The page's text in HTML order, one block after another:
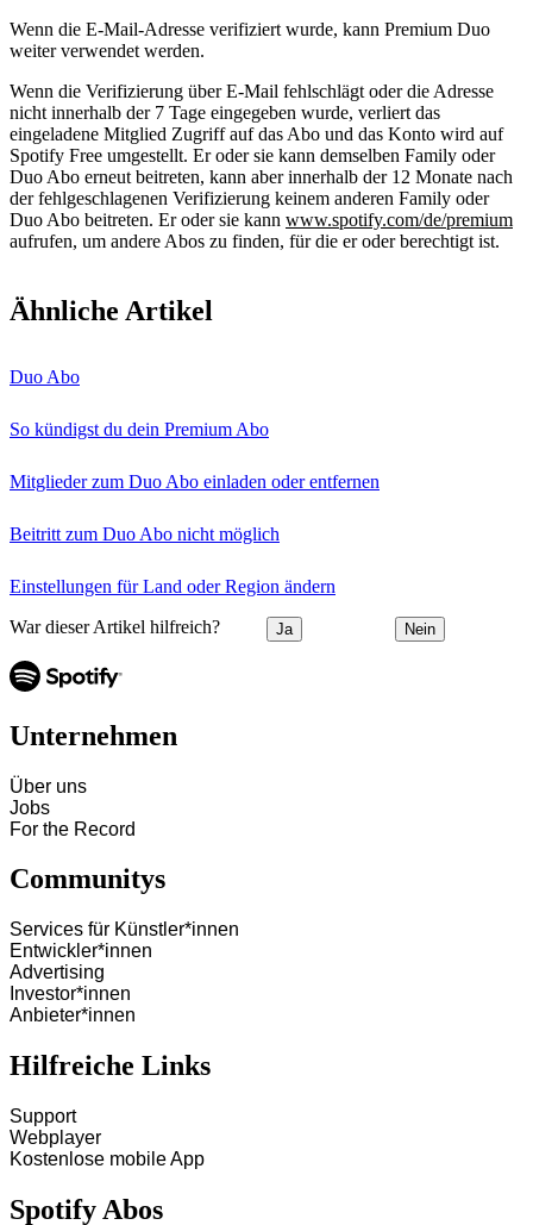
Wenn die E-Mail-Adresse verifiziert wurde, kann Premium Duo
weiter verwendet werden.
Wenn die Verifizierung über E-Mail fehlschlägt oder die Adresse
nicht innerhalb der 7 Tage eingegeben wurde, verliert das
eingeladene Mitglied Zugriff auf das Abo und das Konto wird auf
Spotify Free umgestellt. Er oder sie kann demselben Family oder
Duo Abo erneut beitreten, kann aber innerhalb der 12 Monate nach
der fehlgeschlagenen Verifizierung keinem anderen Family oder
Duo Abo beitreten. Er oder sie kann www.spotify.com/de/premium
aufrufen, um andere Abos zu finden, für die er oder berechtigt ist.
Ähnliche Artikel
Duo Abo
So kündigst du dein Premium Abo
Mitglieder zum Duo Abo einladen oder entfernen
Beitritt zum Duo Abo nicht möglich
Einstellungen für Land oder Region ändern
War dieser Artikel hilfreich? Ja Nein
Unternehmen
Über uns
Jobs
For the Record
Communitys
Services für Künstler*innen
Entwickler*innen
Advertising
Investor*innen
Anbieter*innen
Hilfreiche Links
Support
Webplayer
Kostenlose mobile App
Spotify Abos